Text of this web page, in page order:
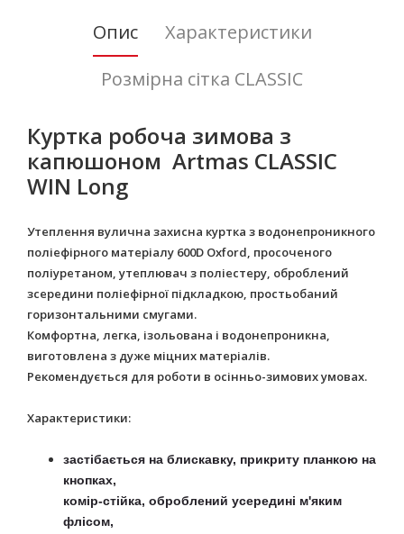
Опис
Характеристики
Розмірна сітка CLASSIC
Куртка робоча зимова з
капюшоном Artmas CLASSIC
WIN Long
Утеплення вулична захисна куртка з водонепроникного
поліефірного матеріалу 600D Oxford, просоченого
поліуретаном, утеплювач з поліестеру, оброблений
зсередини поліефірної підкладкою, простьобаний
горизонтальними смугами.
Комфортна, легка, ізольована і водонепроникна,
виготовлена ​​з дуже міцних матеріалів.
Рекомендується для роботи в осінньо-зимових умовах.
Характеристики:
застібається на блискавку, прикриту планкою на
кнопках,
комір-стійка, оброблений усередині м'яким
флісом,